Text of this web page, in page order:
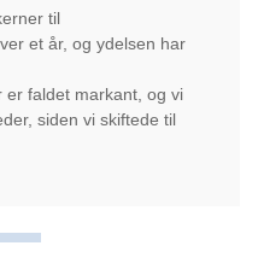
til
et år, og ydelsen har
er faldet markant, og vi
siden vi skiftede til